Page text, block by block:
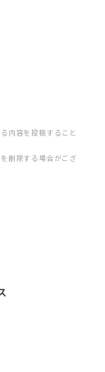
内容を投稿すること
削除する場合がござ